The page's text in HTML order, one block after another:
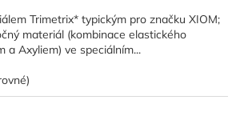
Trimetrix* typickým pro značku XIOM;
materiál (kombinace elastického
a Axyliem) ve speciálním...